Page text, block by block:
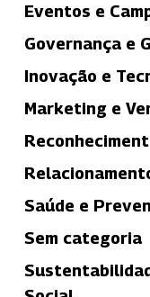
Eventos e
Governança e
Inovação e
Marketing e
Saúde e
Sem categoria